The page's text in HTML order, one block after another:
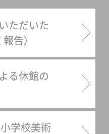
ただいた
告）
る休館の
学校美術